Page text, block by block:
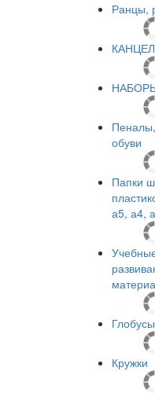
Ранцы,
обуви
Папки
а5, а4,
Глобусы
Кружки